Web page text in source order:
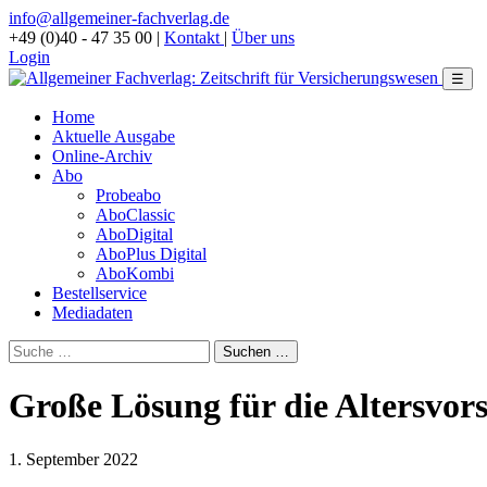
info@allgemeiner-fachverlag.de
+49 (0)40 - 47 35 00 | Kontakt | Über uns
Login
☰
Home
Aktuelle Ausgabe
Online-Archiv
Abo
Probeabo
AboClassic
AboDigital
AboPlus Digital
AboKombi
Bestellservice
Mediadaten
Große Lösung für die
1. September 2022